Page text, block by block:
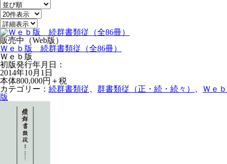
販売中（Web版）
Ｗｅｂ版 続群書類従（全86冊）
Ｗｅｂ版
初版発行年月日：
2014年10月1日
本体800,000円＋税
カテゴリー： 続群書類従 群書類従（正・続・続々）
Ｗｅｂ
版